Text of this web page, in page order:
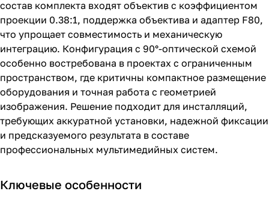
состав комплекта входят объектив с коэффициентом
проекции 0.38:1, поддержка объектива и адаптер F80,
что упрощает совместимость и механическую
интеграцию. Конфигурация с 90°-оптической схемой
особенно востребована в проектах с ограниченным
пространством, где критичны компактное размещение
оборудования и точная работа с геометрией
изображения. Решение подходит для инсталляций,
требующих аккуратной установки, надежной фиксации
и предсказуемого результата в составе
профессиональных мультимедийных систем.
Ключевые особенности